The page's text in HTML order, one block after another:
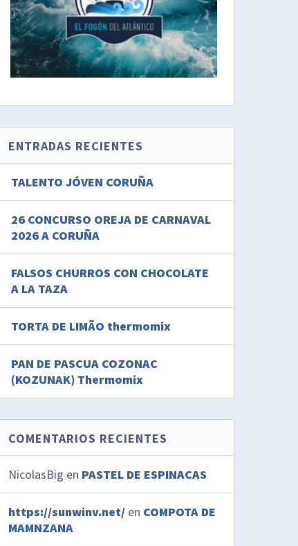
ENTRADAS RECIENTES
TALENTO JÓVEN CORUÑA
26 CONCURSO OREJA DE CARNAVAL
2026 A CORUÑA
FALSOS CHURROS CON CHOCOLATE
A LA TAZA
TORTA DE LIMÃO thermomix
PAN DE PASCUA COZONAC
(KOZUNAK) Thermomix
COMENTARIOS RECIENTES
NicolasBig en PASTEL DE ESPINACAS
https://sunwinv.net/ en COMPOTA DE
MAMNZANA